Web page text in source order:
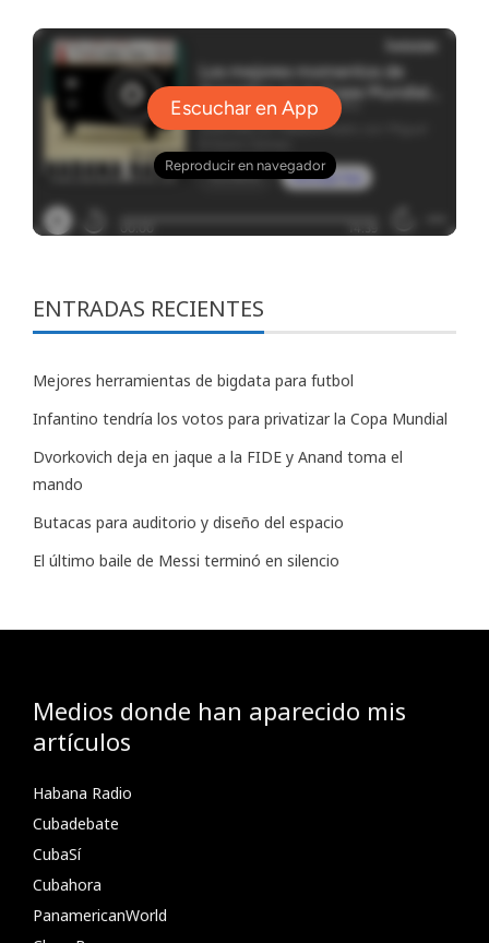
ENTRADAS RECIENTES
Mejores herramientas de bigdata para futbol
Infantino tendría los votos para privatizar la Copa Mundial
Dvorkovich deja en jaque a la FIDE y Anand toma el
mando
Butacas para auditorio y diseño del espacio
El último baile de Messi terminó en silencio
Medios donde han aparecido mis
artículos
Habana Radio
Cubadebate
CubaSí
Cubahora
PanamericanWorld